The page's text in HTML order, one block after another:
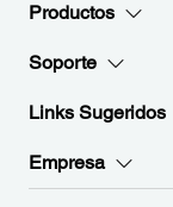
Productos
Soporte
Links Sugeridos
Empresa